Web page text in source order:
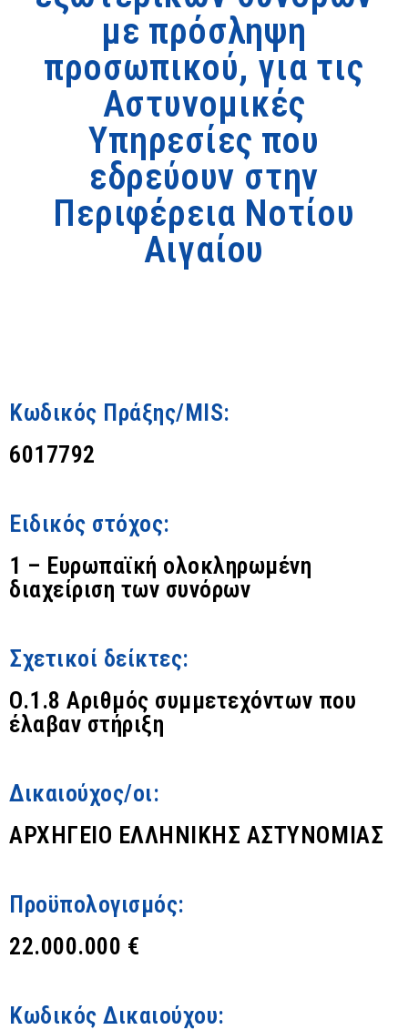
με πρόσληψη
προσωπικού, για τις
Αστυνομικές
Υπηρεσίες που
εδρεύουν στην
Περιφέρεια Νοτίου
Αιγαίου
Κωδικός Πράξης/MIS:
6017792
Ειδικός στόχος:
1 – Ευρωπαϊκή ολοκληρωμένη
διαχείριση των συνόρων
Σχετικοί δείκτες:
O.1.8 Αριθμός συμμετεχόντων που
έλαβαν στήριξη
Δικαιούχος/οι:
ΑΡΧΗΓΕΙΟ ΕΛΛΗΝΙΚΗΣ ΑΣΤΥΝΟΜΙΑΣ
Προϋπολογισμός:
22.000.000 €
Κωδικός Δικαιούχου: